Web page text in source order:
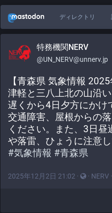
ディレクトリ
特務機関NERV
@UN_NERV@unnerv.jp
【青森県 気象情報
津軽と三八上北の山沿
遅くから4日夕方にかけ
交通障害、屋根からの
ください。また、3日
や落雷、ひょうに注意し
#気象情報 #青森県
2025年12月2日 21:02 · · NERV ·